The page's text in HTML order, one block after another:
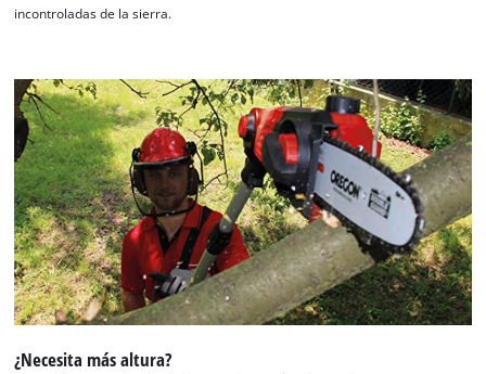
incontroladas de la sierra.
¿Necesita más altura?